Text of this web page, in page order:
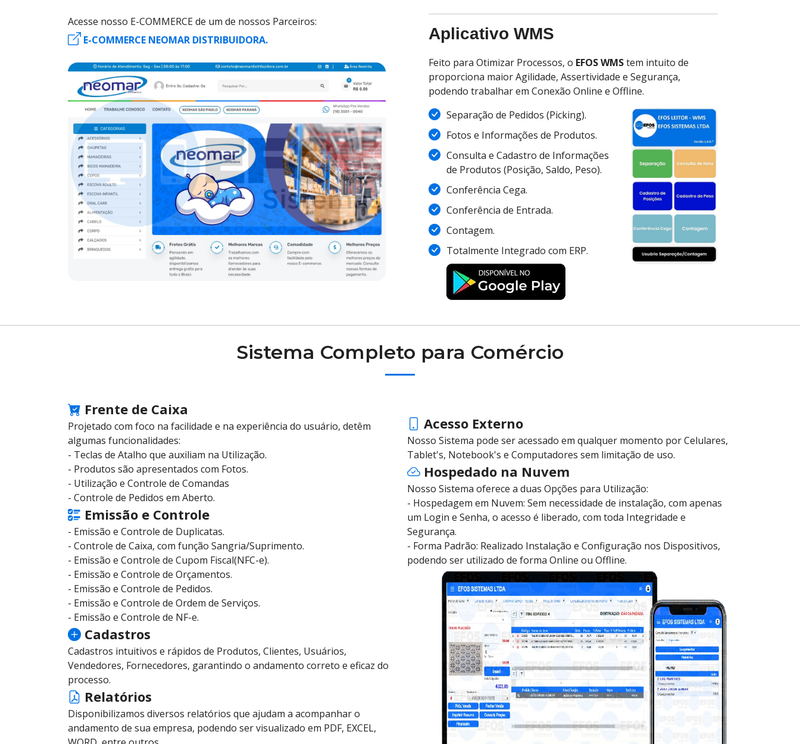
Acesse nosso E-COMMERCE de um de nossos Parceiros:
E-COMMERCE NEOMAR DISTRIBUIDORA.
Aplicativo WMS
Feito para Otimizar Processos, o EFOS WMStem intuito de
proporciona maior Agilidade, Assertividade e Segurança,
podendo trabalhar em Conexão Online e Offline.
Separação de Pedidos (Picking).
Fotos e Informações de Produtos.
Consulta e Cadastro de Informações
de Produtos (Posição, Saldo, Peso).
Conferência Cega.
Conferência de Entrada.
Contagem.
Totalmente Integrado com ERP.
Sistema Completo para Comércio
Frente de Caixa
Projetado com foco na facilidade e na experiência do usuário, detêm
algumas funcionalidades:
- Teclas de Atalho que auxiliam na Utilização.
- Produtos são apresentados com Fotos.
- Utilização e Controle de Comandas
- Controle de Pedidos em Aberto.
Emissão e Controle
- Emissão e Controle de Duplicatas.
- Controle de Caixa, com função Sangria/Suprimento.
- Emissão e Controle de Cupom Fiscal(NFC-e).
- Emissão e Controle de Orçamentos.
- Emissão e Controle de Pedidos.
- Emissão e Controle de Ordem de Serviços.
- Emissão e Controle de NF-e.
Cadastros
Cadastros intuitivos e rápidos de Produtos, Clientes, Usuários,
Vendedores, Fornecedores, garantindo o andamento correto e eficaz do
processo.
Relatórios
Disponibilizamos diversos relatórios que ajudam a acompanhar o
andamento de sua empresa, podendo ser visualizado em PDF, EXCEL,
Acesso Externo
Nosso Sistema pode ser acessado em qualquer momento por Celulares,
Tablet's, Notebook's e Computadores sem limitação de uso.
Hospedado na Nuvem
Nosso Sistema oferece a duas Opções para Utilização:
- Hospedagem em Nuvem: Sem necessidade de instalação, com apenas
um Login e Senha, o acesso é liberado, com toda Integridade e
Segurança.
- Forma Padrão: Realizado Instalação e Configuração nos Dispositivos,
podendo ser utilizado de forma Online ou Offline.